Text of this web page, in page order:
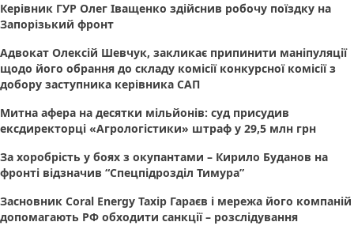
Керівник ГУР Олег Іващенко здійснив робочу поїздку на
Запорізький фронт
Адвокат Олексій Шевчук, закликає припинити маніпуляції
щодо його обрання до складу комісії конкурсної комісії з
добору заступника керівника САП
Митна афера на десятки мільйонів: суд присудив
ексдиректорці «Агрологістики» штраф у 29,5 млн грн
За хоробрість у боях з окупантами – Кирило Буданов на
фронті відзначив “Спецпідрозділ Тимура”
Засновник Coral Energy Тахір Гараєв і мережа його компаній
допомагають РФ обходити санкції – розслідування